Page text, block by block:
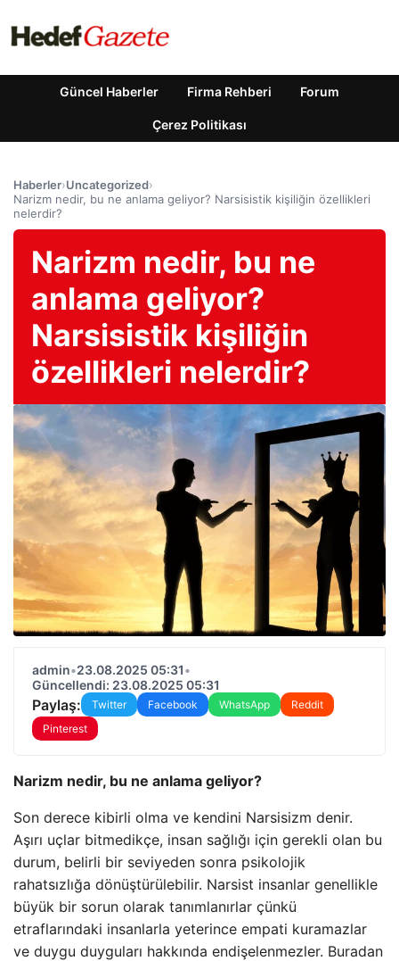
Güncel Haberler Firma Rehberi Forum
Çerez Politikası
Haberler›Uncategorized›
Narizm nedir, bu ne anlama geliyor? Narsisistik kişiliğin özellikleri
nelerdir?
Narizm nedir, bu ne
anlama geliyor?
Narsisistik kişiliğin
özellikleri nelerdir?
admin•23.08.2025 05:31•
Güncellendi: 23.08.2025 05:31
Paylaş: Twitter Facebook WhatsApp
Reddit
Pinterest
Narizm nedir, bu ne anlama geliyor?
Son derece kibirli olma ve kendini Narsisizm denir.
Aşırı uçlar bitmedikçe, insan sağlığı için gerekli olan bu
durum, belirli bir seviyeden sonra psikolojik
rahatsızlığa dönüştürülebilir. Narsist insanlar genellikle
büyük bir sorun olarak tanımlanırlar çünkü
etraflarındaki insanlarla yeterince empati kuramazlar
ve duygu duyguları hakkında endişelenmezler. Buradan